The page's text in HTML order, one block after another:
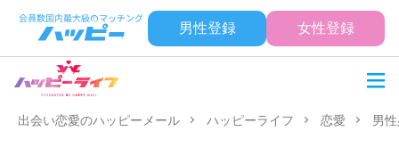
男性登録 女性登録
出会い恋愛のハッピーメール ハッピーライフ 恋愛 男